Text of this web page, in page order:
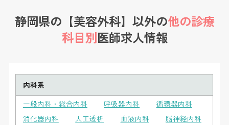
静岡県の【美容外科】以外の他の診療
科目別医師求人情報
内科系
一般内科・総合内科
呼吸器内科
循環器内科
消化器内科
人工透析 血液内科
脳神経内科